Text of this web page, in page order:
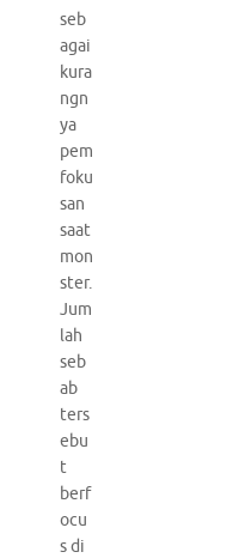
seb
agai
kura
ngn
ya
pem
foku
san
saat
mon
ster.
Jum
lah
seb
ab
ters
ebu
t
berf
ocu
s di